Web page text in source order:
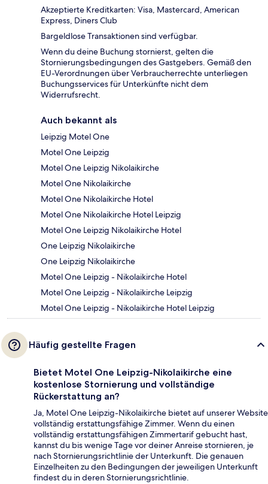
Akzeptierte Kreditkarten: Visa, Mastercard, American
Express, Diners Club
Bargeldlose Transaktionen sind verfügbar.
Wenn du deine Buchung stornierst, gelten die
Stornierungsbedingungen des Gastgebers. Gemäß den
EU-Verordnungen über Verbraucherrechte unterliegen
Buchungsservices für Unterkünfte nicht dem
Widerrufsrecht.
Auch bekannt als
Leipzig Motel One
Motel One Leipzig
Motel One Leipzig Nikolaikirche
Motel One Nikolaikirche
Motel One Nikolaikirche Hotel
Motel One Nikolaikirche Hotel Leipzig
Motel One Leipzig Nikolaikirche Hotel
One Leipzig Nikolaikirche
One Leipzig Nikolaikirche
Motel One Leipzig - Nikolaikirche Hotel
Motel One Leipzig - Nikolaikirche Leipzig
Motel One Leipzig - Nikolaikirche Hotel Leipzig
Häufig gestellte Fragen
Bietet Motel One Leipzig-Nikolaikirche eine
kostenlose Stornierung und vollständige
Rückerstattung an?
Ja, Motel One Leipzig-Nikolaikirche bietet auf unserer Website
vollständig erstattungsfähige Zimmer. Wenn du einen
vollständig erstattungsfähigen Zimmertarif gebucht hast,
kannst du bis wenige Tage vor deiner Anreise stornieren, je
nach Stornierungsrichtlinie der Unterkunft. Die genauen
Einzelheiten zu den Bedingungen der jeweiligen Unterkunft
findest du in deren Stornierungsrichtlinie.